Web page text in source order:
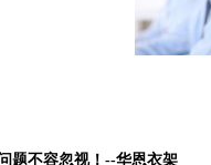
题不容忽视！--华恩衣架